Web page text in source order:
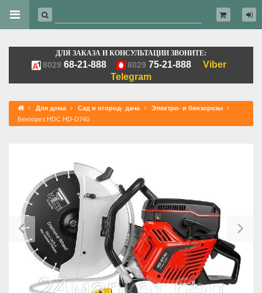
ДЛЯ ЗАКАЗА И КОНСУЛЬТАЦИИ ЗВОНИТЕ:
8029 68-21-888 8029 75-21-888
Viber
Telegram
Для дома Сад и огород- дача
Электро- и бензорезы
Бензорез HDC HD-D740
Previous